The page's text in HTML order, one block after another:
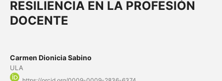
RESILIENCIA EN LA PROFESIÓN
DOCENTE
Carmen Dionicia Sabino
ULA